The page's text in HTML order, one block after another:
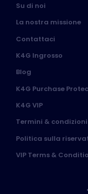
Su di noi
La nostra missione
Contattaci
K4G Ingrosso
Blog
K4G Purchase
K4G VIP
Termini & condizioni
Politica sulla
VIP Terms &